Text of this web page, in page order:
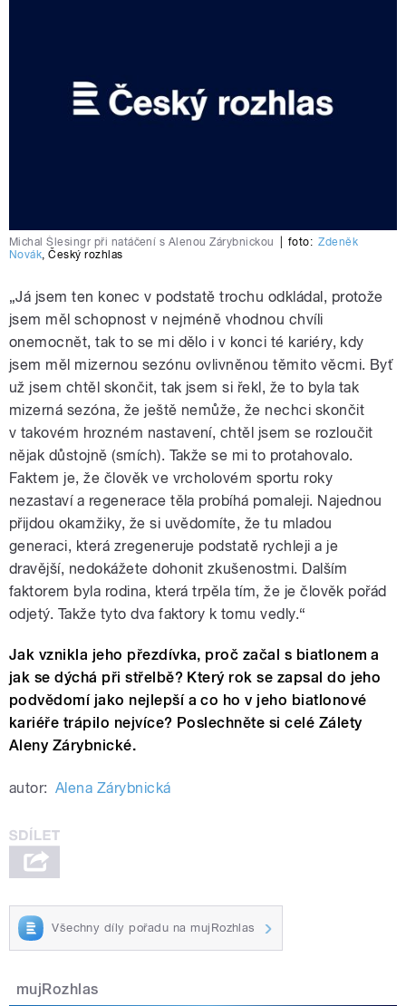
Michal Šlesingr při natáčení s Alenou Zárybnickou foto: Zdeněk
Novák,Český rozhlas
„Já jsem ten konec v podstatě trochu odkládal, protože
jsem měl schopnost v nejméně vhodnou chvíli
onemocnět, tak to se mi dělo i v konci té kariéry, kdy
jsem měl mizernou sezónu ovlivněnou těmito věcmi. Byť
už jsem chtěl skončit, tak jsem si řekl, že to byla tak
mizerná sezóna, že ještě nemůže, že nechci skončit
v takovém hrozném nastavení, chtěl jsem se rozloučit
nějak důstojně (smích). Takže se mi to protahovalo.
Faktem je, že člověk ve vrcholovém sportu roky
nezastaví a regenerace těla probíhá pomaleji. Najednou
přijdou okamžiky, že si uvědomíte, že tu mladou
generaci, která zregeneruje podstatě rychleji a je
dravější, nedokážete dohonit zkušenostmi. Dalším
faktorem byla rodina, která trpěla tím, že je člověk pořád
odjetý. Takže tyto dva faktory k tomu vedly.“
Jak vznikla jeho přezdívka, proč začal s biatlonem a
jak se dýchá při střelbě? Který rok se zapsal do jeho
podvědomí jako nejlepší a co ho v jeho biatlonové
kariéře trápilo nejvíce? Poslechněte si celé Zálety
Aleny Zárybnické.
autor: Alena Zárybnická
Všechny díly pořadu na mujRozhlas
mujRozhlas